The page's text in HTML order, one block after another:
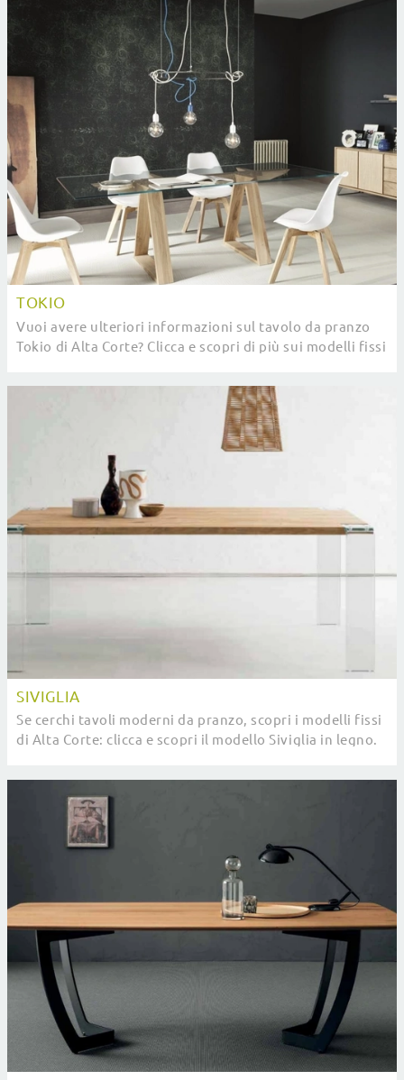
TOKIO
Vuoi avere ulteriori informazioni sul tavolo da pranzo
Tokio di Alta Corte? Clicca e scopri di più sui modelli fissi
SIVIGLIA
Se cerchi tavoli moderni da pranzo, scopri i modelli fissi
di Alta Corte: clicca e scopri il modello Siviglia in legno.